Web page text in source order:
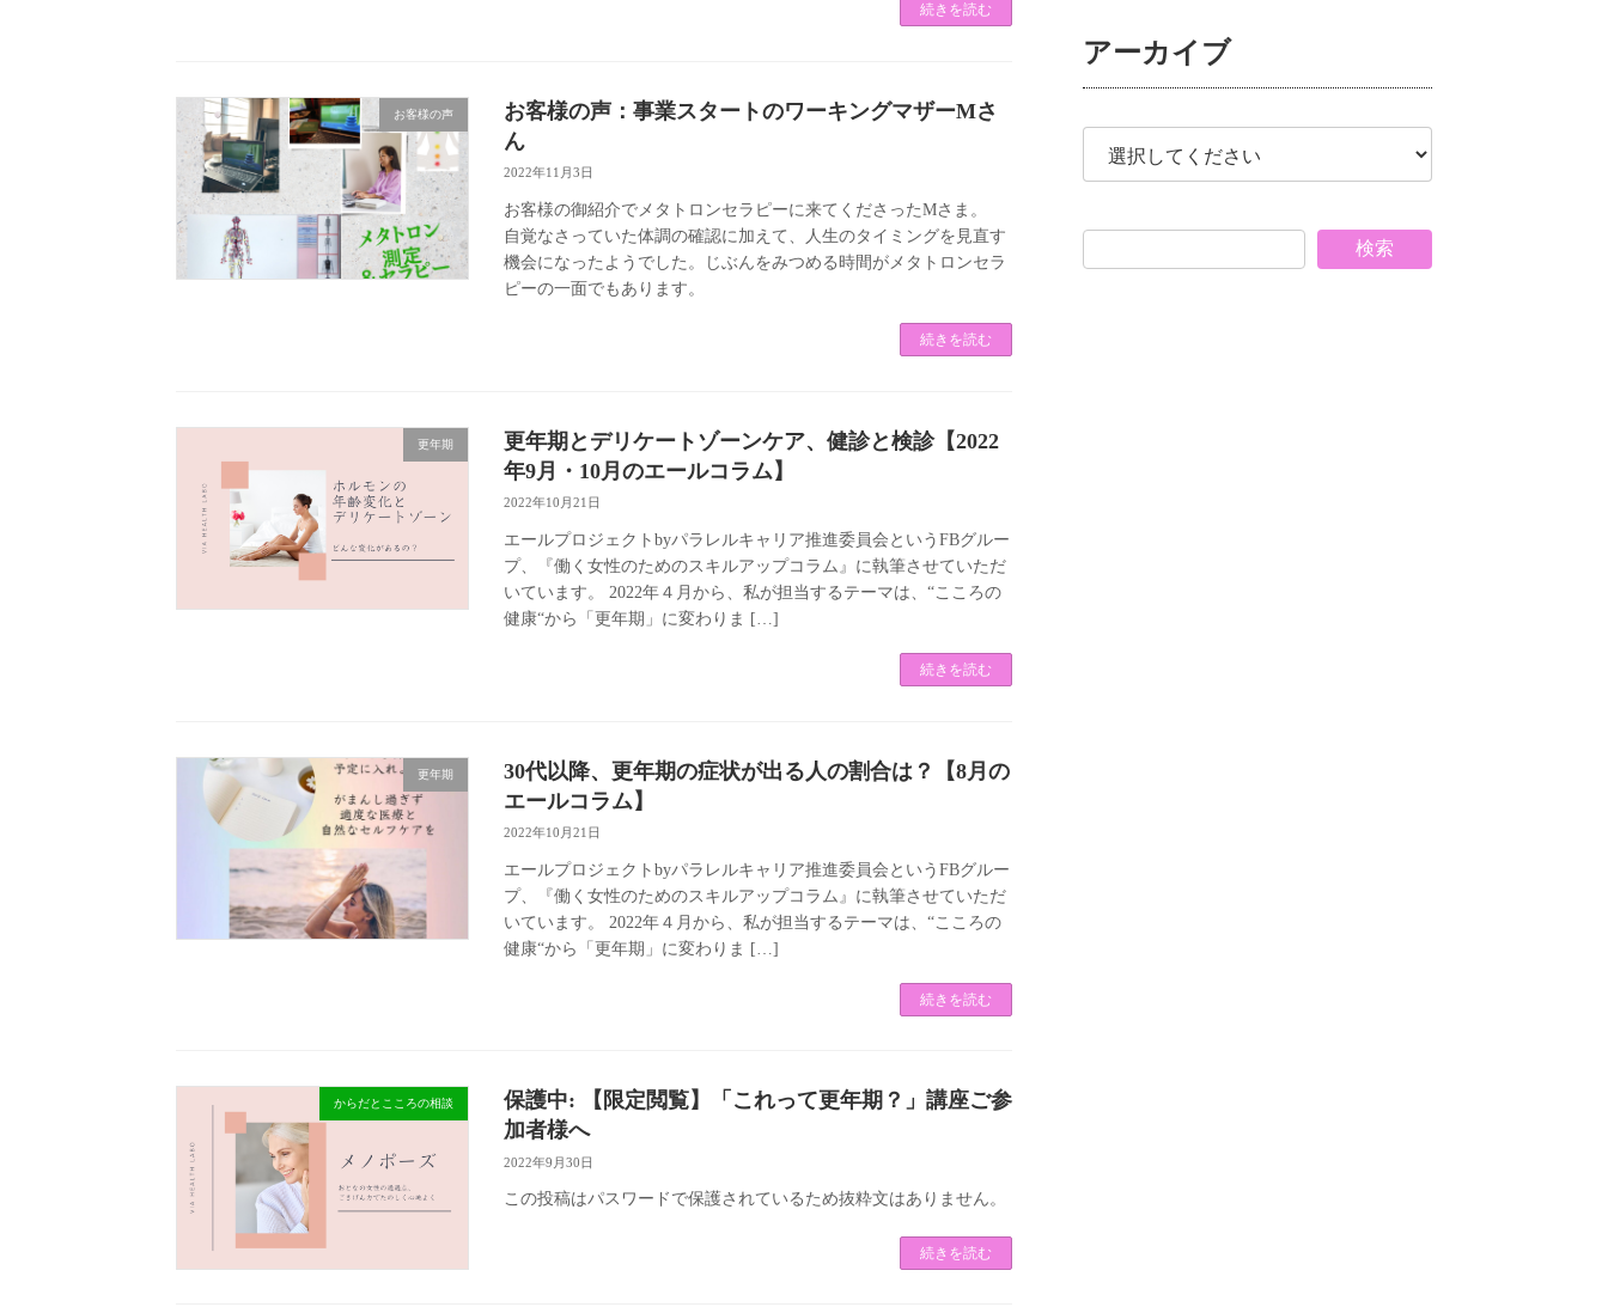
続きを読む
お客様の声
お客様の声：事業スタートのワーキングマザーMさ
ん
2022年11月3日
お客様の御紹介でメタトロンセラピーに来てくださったMさま。
自覚なさっていた体調の確認に加えて、人生のタイミングを見直す
機会になったようでした。じぶんをみつめる時間がメタトロンセラ
ピーの一面でもあります。
続きを読む
更年期
更年期とデリケートゾーンケア、健診と検診【2022
年9月・10月のエールコラム】
2022年10月21日
エールプロジェクトbyパラレルキャリア推進委員会というFBグルー
プ、『働く女性のためのスキルアップコラム』に執筆させていただ
いています。 2022年４月から、私が担当するテーマは、“こころの
健康“から「更年期」に変わりま […]
続きを読む
更年期
30代以降、更年期の症状が出る人の割合は？【8月の
エールコラム】
2022年10月21日
エールプロジェクトbyパラレルキャリア推進委員会というFBグルー
プ、『働く女性のためのスキルアップコラム』に執筆させていただ
いています。 2022年４月から、私が担当するテーマは、“こころの
健康“から「更年期」に変わりま […]
続きを読む
からだとこころの相談
保護中: 【限定閲覧】「これって更年期？」講座ご参
加者様へ
2022年9月30日
この投稿はパスワードで保護されているため抜粋文はありません。
続きを読む
アーカイブ
検索